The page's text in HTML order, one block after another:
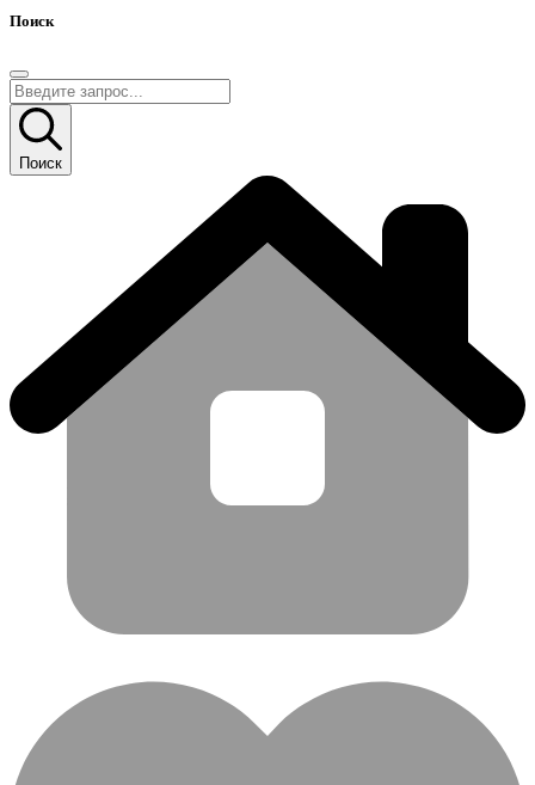
Поиск
Поиск